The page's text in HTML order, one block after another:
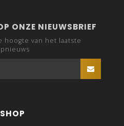
ONZE NIEUWSBRIEF
hoogte van het laatste